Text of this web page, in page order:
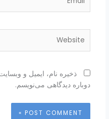
ذخیره نام، ایمیل و
دوباره دیدگاهی می‌نویسم.